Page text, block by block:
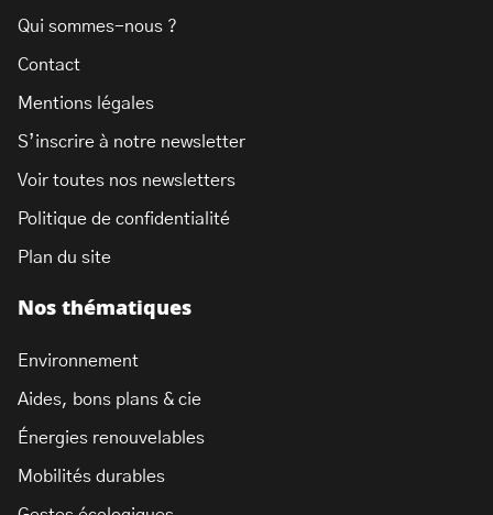
Nos thématiques
Environnement
Aides, bons plans & cie
Énergies renouvelables
Mobilités durables
Qui sommes-nous ?
Contact
Mentions légales
S’inscrire à notre newsletter
Voir toutes nos newsletters
Politique de confidentialité
Plan du site